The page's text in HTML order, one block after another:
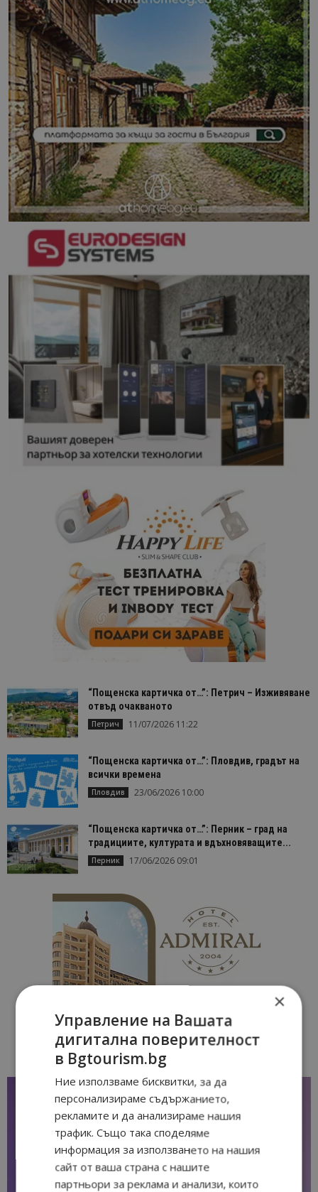
“Пощенска картичка от…”: Петрич – Изживяване
отвъд очакваното
Петрич 11/07/2026 11:22
“Пощенска картичка от…”: Пловдив, градът на
всички времена
Пловдив 23/06/2026 10:00
“Пощенска картичка от…”: Перник – град на
традициите, културата и вдъхновяващите...
Перник 17/06/2026 09:01
×
Управление на Вашата
дигитална поверителност
в Bgtourism.bg
Ние използваме бисквитки, за да
персонализираме съдържанието,
рекламите и да анализираме нашия
трафик. Също така споделяме
информация за използването на нашия
сайт от ваша страна с нашите
партньори за реклама и анализи, които